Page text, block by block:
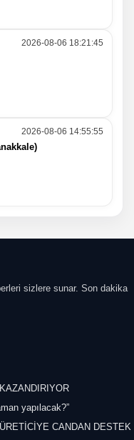
2026-08-06 18:21:45
2026-08-06 14:55:55
sizlere sunar. Son dakika
yapılacak?”
CANDAN DESTEK